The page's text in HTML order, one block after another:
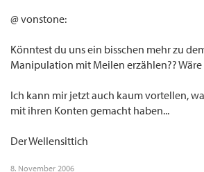
@ vonstone:
Könntest du uns ein bisschen mehr zu
Manipulation mit Meilen erzählen?? Wäre
Ich kann mir jetzt auch kaum vortellen,
mit ihren Konten gemacht haben...
Der Wellensittich
8. November 2006